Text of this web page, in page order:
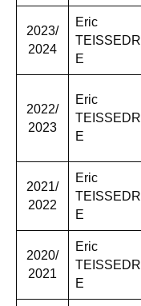
2023/
2024
Eric
TEISSEDR
E
2022/
2023
Eric
TEISSEDR
E
2021/
2022
Eric
TEISSEDR
E
2020/
2021
Eric
TEISSEDR
E